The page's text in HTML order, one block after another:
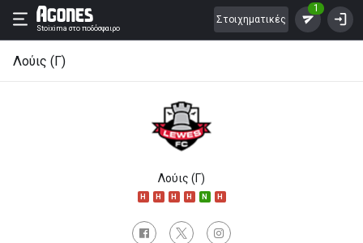
Stoixima στο ποδόσφαιρο
Στοιχηματικές
1
Λούις (Γ)
Λούις (Γ)
H H H H N H